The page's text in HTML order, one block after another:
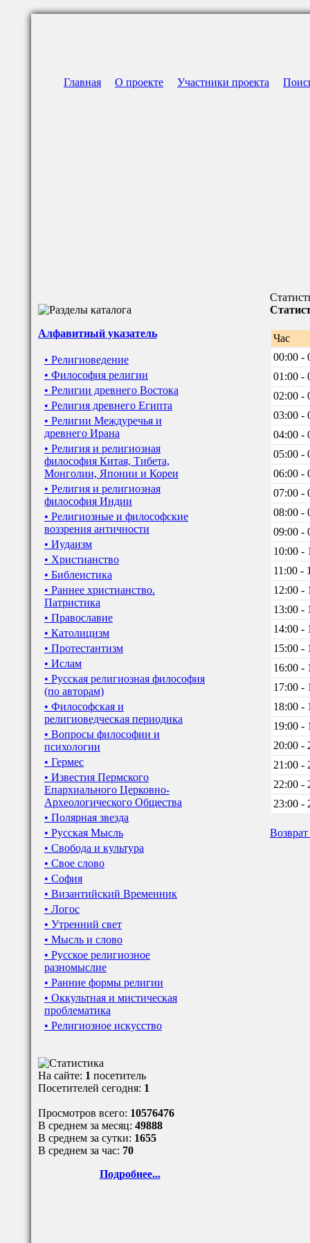
Главная О проекте Участники проекта
Алфавитный указатель
• Религиоведение
• Философия религии
• Религии древнего Востока
• Религия древнего Египта
• Религии Междуречья и
древнего Ирана
• Религия и религиозная
философия Китая, Тибета,
Монголии, Японии и Кореи
• Религия и религиозная
философия Индии
• Религиозные и философские
воззрения античности
• Иудаизм
• Христианство
• Библеистика
• Раннее христианство.
Патристика
• Православие
• Католицизм
• Протестантизм
• Ислам
• Русская религиозная философия
(по авторам)
• Философская и
религиоведческая периодика
• Вопросы философии и
психологии
• Гермес
• Известия Пермского
Епархиального Церковно-
Археологического Общества
• Полярная звезда
• Русская Мысль
• Свобода и культура
• Свое слово
• София
• Византийский Временник
• Логос
• Утренний свет
• Мысль и слово
• Русское религиозное
разномыслие
• Ранние формы религии
• Оккультная и мистическая
проблематика
• Религиозное искусство
На сайте: 1 посетитель
Посетителей сегодня: 1
Просмотров всего: 10576476
В среднем за месяц: 49888
В среднем за сутки: 1655
В среднем за час: 70
Подробнее...
Час
00:00 -
01:00 -
02:00 -
03:00 -
04:00 -
05:00 -
06:00 -
07:00 -
08:00 -
09:00 -
10:00 -
11:00 -
12:00 -
13:00 -
14:00 -
15:00 -
16:00 -
17:00 -
18:00 -
19:00 -
20:00 -
21:00 -
22:00 -
23:00 -
Возврат